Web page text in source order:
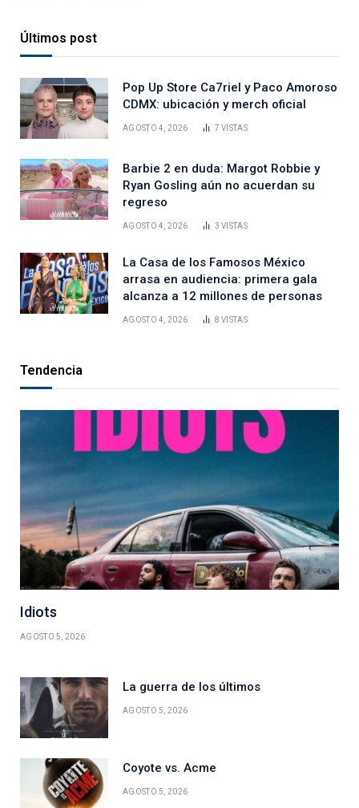
Últimos post
Pop Up Store Ca7riel y Paco Amoroso
CDMX: ubicación y merch oficial
AGOSTO 4, 2026 7VISTAS
Barbie 2 en duda: Margot Robbie y
Ryan Gosling aún no acuerdan su
regreso
AGOSTO 4, 2026 3VISTAS
La Casa de los Famosos México
arrasa en audiencia: primera gala
alcanza a 12 millones de personas
AGOSTO 4, 2026 8VISTAS
Tendencia
Idiots
AGOSTO 5, 2026
La guerra de los últimos
AGOSTO 5, 2026
Coyote vs. Acme
AGOSTO 5, 2026